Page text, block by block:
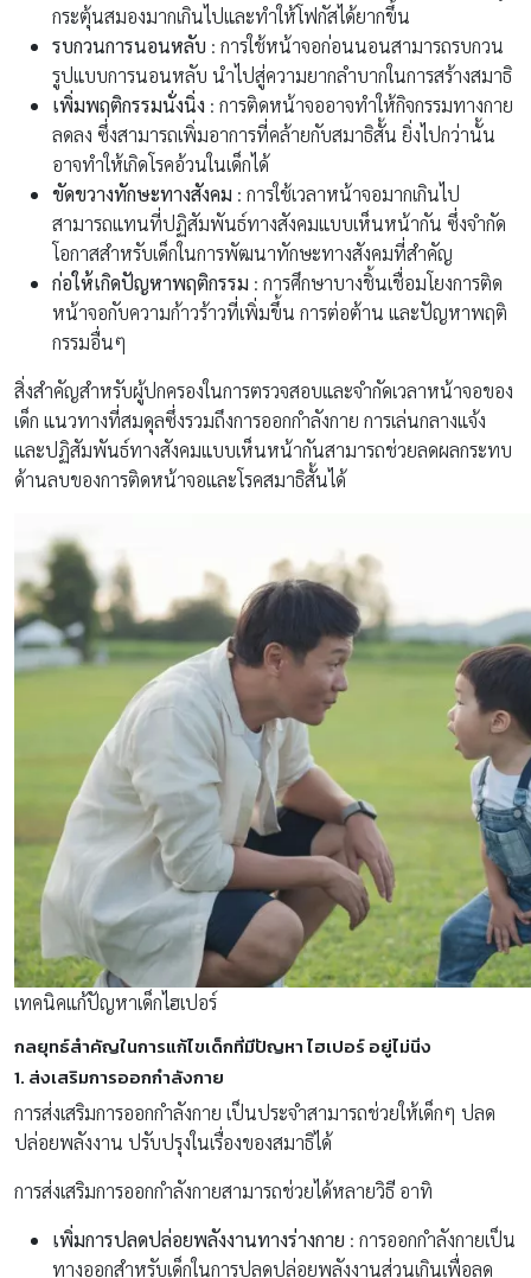
กระตุ้นสมองมากเกินไปและทำให้โฟกัสได้ยากขึ้น
รบกวนการนอนหลับ : การใช้หน้าจอก่อนนอนสามารถรบกวน
รูปแบบการนอนหลับ นำไปสู่ความยากลำบากในการสร้างสมาธิ
เพิ่มพฤติกรรมนั่งนิ่ง : การติดหน้าจออาจทำให้กิจกรรมทางกาย
ลดลง ซึ่งสามารถเพิ่มอาการที่คล้ายกับสมาธิสั้น ยิ่งไปกว่านั้น
อาจทำให้เกิดโรคอ้วนในเด็กได้
ขัดขวางทักษะทางสังคม : การใช้เวลาหน้าจอมากเกินไป
สามารถแทนที่ปฏิสัมพันธ์ทางสังคมแบบเห็นหน้ากัน ซึ่งจำกัด
โอกาสสำหรับเด็กในการพัฒนาทักษะทางสังคมที่สำคัญ
ก่อให้เกิดปัญหาพฤติกรรม : การศึกษาบางชิ้นเชื่อมโยงการติด
หน้าจอกับความก้าวร้าวที่เพิ่มขึ้น การต่อต้าน และปัญหาพฤติ
กรรมอื่นๆ
สิ่งสำคัญสำหรับผู้ปกครองในการตรวจสอบและจำกัดเวลาหน้าจอของ
เด็ก แนวทางที่สมดุลซึ่งรวมถึงการออกกำลังกาย การเล่นกลางแจ้ง
และปฏิสัมพันธ์ทางสังคมแบบเห็นหน้ากันสามารถช่วยลดผลกระทบ
ด้านลบของการติดหน้าจอและโรคสมาธิสั้นได้
เทคนิคแก้ปัญหาเด็กไฮเปอร์
กลยุทธ์สำคัญในการแก้ไขเด็กที่มีปัญหา ไฮเปอร์ อยู่ไม่นิ่ง
1. ส่งเสริมการออกกำลังกาย
การส่งเสริมการออกกำลังกาย เป็นประจำสามารถช่วยให้เด็กๆ ปลด
ปล่อยพลังงาน ปรับปรุงในเรื่องของสมาธิได้
การส่งเสริมการออกกำลังกายสามารถช่วยได้หลายวิธี อาทิ
เพิ่มการปลดปล่อยพลังงานทางร่างกาย : การออกกำลังกายเป็น
ทางออกสำหรับเด็กในการปลดปล่อยพลังงานส่วนเกินเพื่อลด